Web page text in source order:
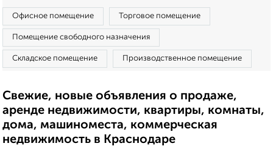
Офисное помещение Торговое помещение
Помещение свободного назначения
Складское помещение Производственное помещение
Свежие, новые объявления о продаже,
аренде недвижимости, квартиры, комнаты,
дома, машиноместа, коммерческая
недвижимость в Краснодаре